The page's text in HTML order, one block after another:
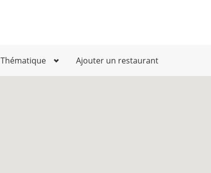
Thématique Ajouter un restaurant